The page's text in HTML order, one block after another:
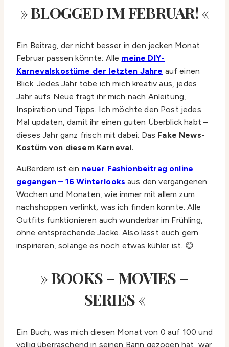
»BLOGGED IM FEBRUAR!«
Ein Beitrag, der nicht besser in den jecken Monat
Februar passen könnte: Alle meine DIY-
Karnevalskostüme der letzten Jahre auf einen
Blick. Jedes Jahr tobe ich mich kreativ aus, jedes
Jahr aufs Neue fragt ihr mich nach Anleitung,
Inspiration und Tipps. Ich möchte den Post jedes
Mal updaten, damit ihr einen guten Überblick habt –
dieses Jahr ganz frisch mit dabei: Das Fake News-
Kostüm von diesem Karneval.
Außerdem ist ein neuer Fashionbeitrag online
gegangen – 16 Winterlooks aus den vergangenen
Wochen und Monaten, wie immer mit allem zum
nachshoppen verlinkt, was ich finden konnte. Alle
Outfits funktionieren auch wunderbar im Frühling,
ohne entsprechende Jacke. Also lasst euch gern
inspirieren, solange es noch etwas kühler ist. 😊
»BOOKS – MOVIES –
SERIES«
Ein Buch, was mich diesen Monat von 0 auf 100 und
völlig überraschend in seinen Bann gezogen hat, war